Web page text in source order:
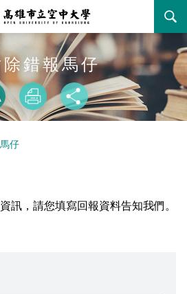
錯報馬仔
略過字型切
放大
列印 分享
仔
訊，請您填寫回報資料告知我們。